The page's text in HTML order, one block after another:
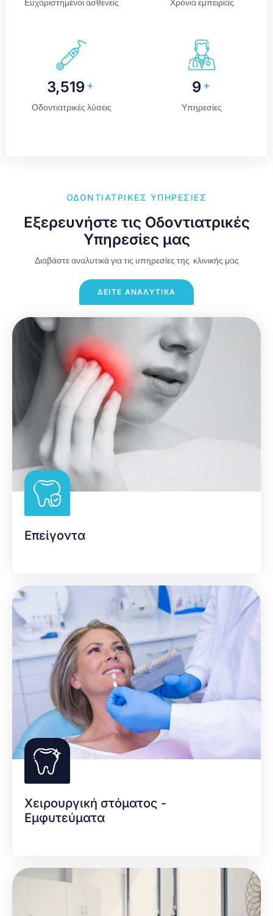
Ευχαριστημένοι ασθενείς Χρόνια εμπειρίας
3,520 +
Οδοντιατρικές λύσεις
9 +
Υπηρεσίες
ΟΔΟΝΤΙΑΤΡΙΚΈΣ ΥΠΗΡΕΣΊΕΣ
Εξερευνήστε τις Οδοντιατρικές
Υπηρεσίες μας
Διαβάστε αναλυτικά για τις υπηρεσίες της κλινικής μας
ΔΕΙΤΕ ΑΝΑΛΥΤΙΚΑ
Επείγοντα
Χειρουργική στόματος -
Εμφυτεύματα